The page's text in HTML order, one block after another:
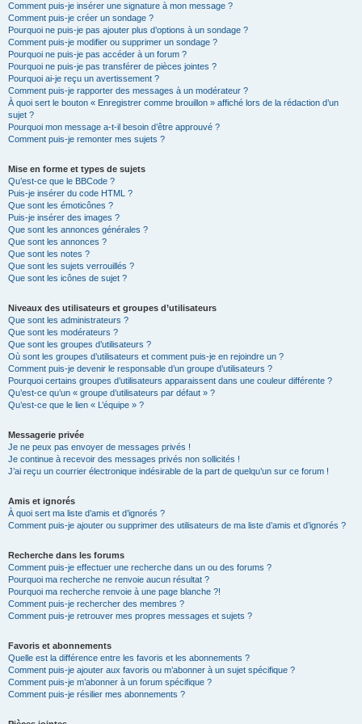
Comment puis-je insérer une signature à mon message ?
Comment puis-je créer un sondage ?
Pourquoi ne puis-je pas ajouter plus d’options à un sondage ?
Comment puis-je modifier ou supprimer un sondage ?
Pourquoi ne puis-je pas accéder à un forum ?
Pourquoi ne puis-je pas transférer de pièces jointes ?
Pourquoi ai-je reçu un avertissement ?
Comment puis-je rapporter des messages à un modérateur ?
À quoi sert le bouton « Enregistrer comme brouillon » affiché lors de la rédaction d’un
sujet ?
Pourquoi mon message a-t-il besoin d’être approuvé ?
Comment puis-je remonter mes sujets ?
Mise en forme et types de sujets
Qu’est-ce que le BBCode ?
Puis-je insérer du code HTML ?
Que sont les émoticônes ?
Puis-je insérer des images ?
Que sont les annonces générales ?
Que sont les annonces ?
Que sont les notes ?
Que sont les sujets verrouillés ?
Que sont les icônes de sujet ?
Niveaux des utilisateurs et groupes d’utilisateurs
Que sont les administrateurs ?
Que sont les modérateurs ?
Que sont les groupes d’utilisateurs ?
Où sont les groupes d’utilisateurs et comment puis-je en rejoindre un ?
Comment puis-je devenir le responsable d’un groupe d’utilisateurs ?
Pourquoi certains groupes d’utilisateurs apparaissent dans une couleur différente ?
Qu’est-ce qu’un « groupe d’utilisateurs par défaut » ?
Qu’est-ce que le lien « L’équipe » ?
Messagerie privée
Je ne peux pas envoyer de messages privés !
Je continue à recevoir des messages privés non sollicités !
J’ai reçu un courrier électronique indésirable de la part de quelqu’un sur ce forum !
Amis et ignorés
À quoi sert ma liste d’amis et d’ignorés ?
Comment puis-je ajouter ou supprimer des utilisateurs de ma liste d’amis et d’ignorés ?
Recherche dans les forums
Comment puis-je effectuer une recherche dans un ou des forums ?
Pourquoi ma recherche ne renvoie aucun résultat ?
Pourquoi ma recherche renvoie à une page blanche ?!
Comment puis-je rechercher des membres ?
Comment puis-je retrouver mes propres messages et sujets ?
Favoris et abonnements
Quelle est la différence entre les favoris et les abonnements ?
Comment puis-je ajouter aux favoris ou m’abonner à un sujet spécifique ?
Comment puis-je m’abonner à un forum spécifique ?
Comment puis-je résilier mes abonnements ?